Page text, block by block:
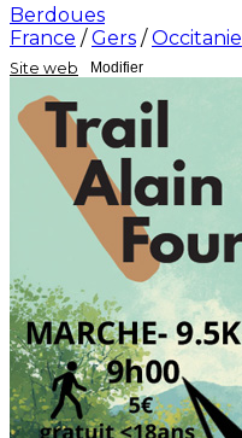
Berdoues
France / Gers / Occitanie
Site web Modifier